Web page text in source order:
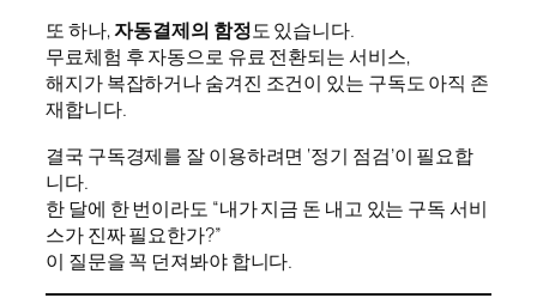
또 하나,자동결제의 함정도 있습니다.
무료체험 후 자동으로 유료 전환되는 서비스,
해지가 복잡하거나 숨겨진 조건이 있는 구독도 아직 존
재합니다.
결국 구독경제를 잘 이용하려면 ‘정기 점검’이 필요합
니다.
한 달에 한 번이라도 “내가 지금 돈 내고 있는 구독 서비
스가 진짜 필요한가?”
이 질문을 꼭 던져봐야 합니다.